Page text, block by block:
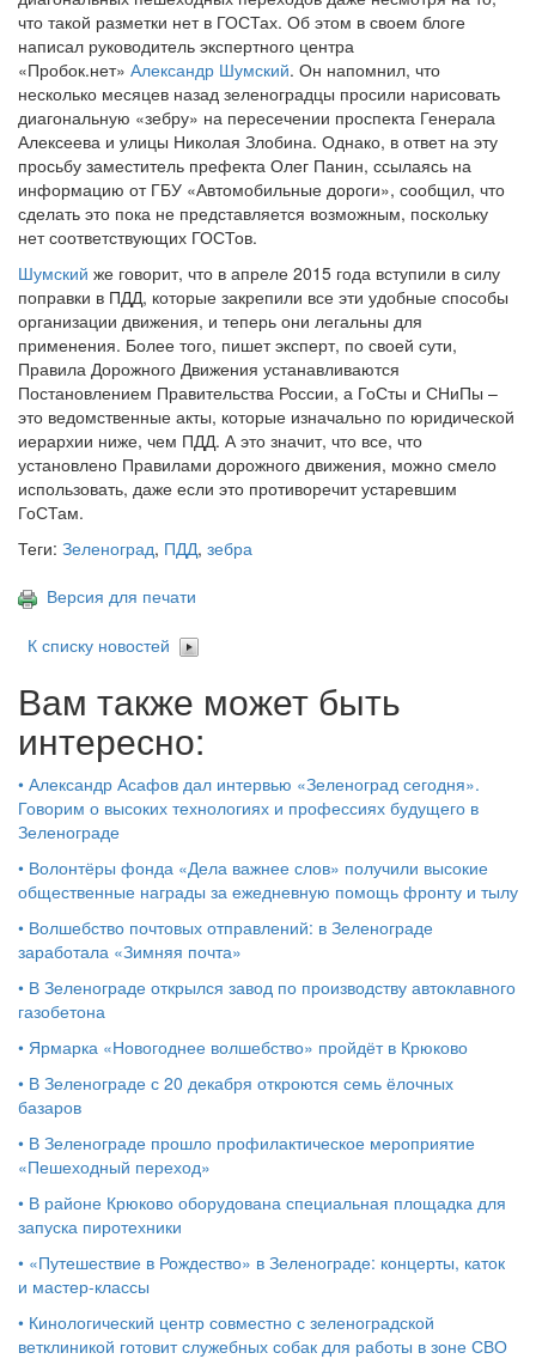
что такой разметки нет в ГОСТах. Об этом в своем блоге
написал руководитель экспертного центра
«Пробок.нет» Александр Шумский. Он напомнил, что
несколько месяцев назад зеленоградцы просили нарисовать
диагональную «зебру» на пересечении проспекта Генерала
Алексеева и улицы Николая Злобина. Однако, в ответ на эту
просьбу заместитель префекта Олег Панин, ссылаясь на
информацию от ГБУ «Автомобильные дороги», сообщил, что
сделать это пока не представляется возможным, поскольку
нет соответствующих ГОСТов.
Шумский же говорит, что в апреле 2015 года вступили в силу
поправки в ПДД, которые закрепили все эти удобные способы
организации движения, и теперь они легальны для
применения. Более того, пишет эксперт, по своей сути,
Правила Дорожного Движения устанавливаются
Постановлением Правительства России, а ГоСты и СНиПы –
это ведомственные акты, которые изначально по юридической
иерархии ниже, чем ПДД. А это значит, что все, что
установлено Правилами дорожного движения, можно смело
использовать, даже если это противоречит устаревшим
ГоСТам.
Теги: Зеленоград, ПДД, зебра
Версия для печати
К списку новостей
Вам также может быть
интересно:
• Александр Асафов дал интервью «Зеленоград сегодня».
Говорим о высоких технологиях и профессиях будущего в
Зеленограде
• Волонтёры фонда «Дела важнее слов» получили высокие
общественные награды за ежедневную помощь фронту и тылу
• Волшебство почтовых отправлений: в Зеленограде
заработала «Зимняя почта»
• В Зеленограде открылся завод по производству автоклавного
газобетона
• Ярмарка «Новогоднее волшебство» пройдёт в Крюково
• В Зеленограде с 20 декабря откроются семь ёлочных
базаров
• В Зеленограде прошло профилактическое мероприятие
«Пешеходный переход»
• В районе Крюково оборудована специальная площадка для
запуска пиротехники
• «Путешествие в Рождество» в Зеленограде: концерты, каток
и мастер‑классы
• Кинологический центр совместно с зеленоградской
ветклиникой готовит служебных собак для работы в зоне СВО